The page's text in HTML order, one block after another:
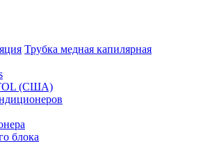
Трубка медная капилярная
(США)
блока